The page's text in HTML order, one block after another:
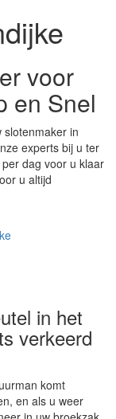
voor
en Snel
slotenmaker in
experts bij u ter
dag voor u klaar
u altijd
in het
verkeerd
komt
en als u weer